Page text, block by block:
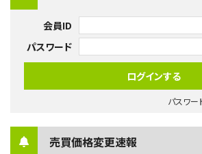
会員ID
パスワード
パスワー
売買価格変更速報